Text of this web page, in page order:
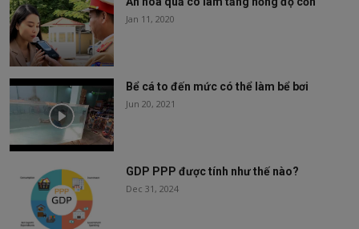
Jan 11, 2020
Bể cá to đến mức có thể làm bể bơi
Jun 20, 2021
GDP PPP được tính như thế nào?
Dec 31, 2024